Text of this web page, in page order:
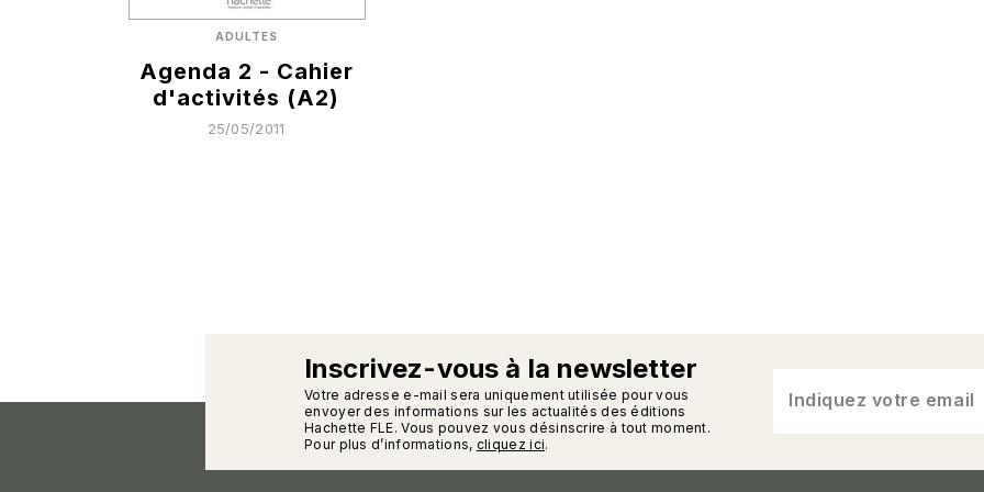
ADULTES
Agenda 2 - Cahier
d'activités (A2)
25/05/2011
calmann_enveloppe
Inscrivez-vous à la newsletter
Votre adresse e-mail sera uniquement utilisée pour vous
envoyer des informations sur les actualités des éditions
Hachette FLE. Vous pouvez vous désinscrire à tout moment.
Pour plus d’informations, cliquez ici.
Indiquez votre email